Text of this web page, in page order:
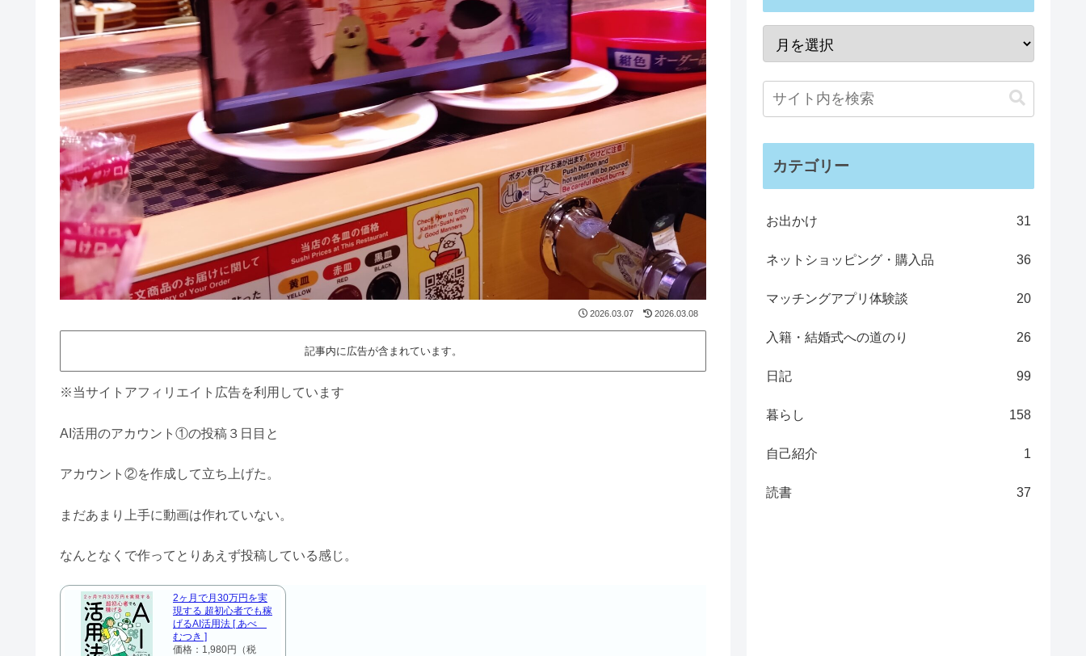
2026.03.07 2026.03.08
記事内に広告が含まれています。
※当サイトアフィリエイト広告を利用しています
AI活用のアカウント①の投稿３日目と
アカウント②を作成して立ち上げた。
まだあまり上手に動画は作れていない。
なんとなくで作ってとりあえず投稿している感じ。
2ヶ月で月30万円を実
現する 超初心者でも稼
げるAI活用法 [ あべ
むつき ]
価格：1,980円（税
カテゴリー
お出かけ 31
ネットショッピング・購入品 36
マッチングアプリ体験談 20
入籍・結婚式への道のり 26
日記 99
暮らし 158
自己紹介 1
読書 37